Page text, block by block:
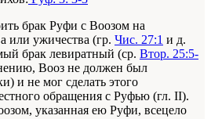
брак Руфи с Воозом на
или ужичества (гр. Чис. 27:1 и д.
брак левиратный (ср. Втор. 25:5-
Вооз не должен был
и не мог сделать этого
обращения с Руфью (гл. II).
указанная ею Руфи, всецело